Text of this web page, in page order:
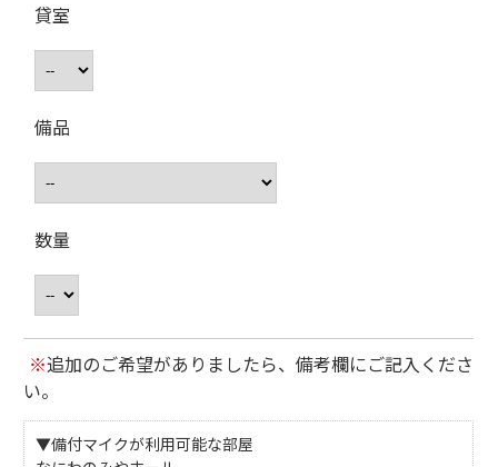
貸室
備品
数量
※追加のご希望がありましたら、備考欄にご記入くださ
い。
▼備付マイクが利用可能な部屋